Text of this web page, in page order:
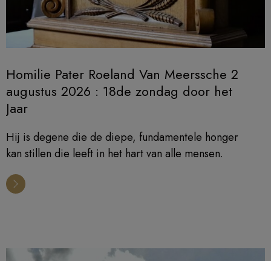
Homilie Pater Roeland Van Meerssche 2
augustus 2026 : 18de zondag door het
Jaar
Hij is degene die de diepe, fundamentele honger
kan stillen die leeft in het hart van alle mensen.